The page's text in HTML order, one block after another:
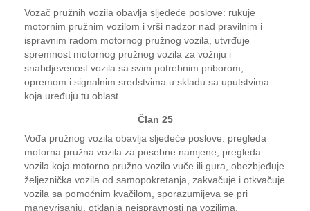
Vozač pružnih vozila obavlja sljedeće poslove: rukuje
motornim pružnim vozilom i vrši nadzor nad pravilnim i
ispravnim radom motornog pružnog vozila, utvrđuje
spremnost motornog pružnog vozila za vožnju i
snabdjevenost vozila sa svim potrebnim priborom,
opremom i signalnim sredstvima u skladu sa uputstvima
koja uređuju tu oblast.
Član 25
Vođa pružnog vozila obavlja sljedeće poslove: pregleda
motorna pružna vozila za posebne namjene, pregleda
vozila koja motorno pružno vozilo vuče ili gura, obezbjeđuje
željeznička vozila od samopokretanja, zakvačuje i otkvačuje
vozila sa pomoćnim kvačilom, sporazumijeva se pri
manevrisanju, otklanja neispravnosti na vozilima,